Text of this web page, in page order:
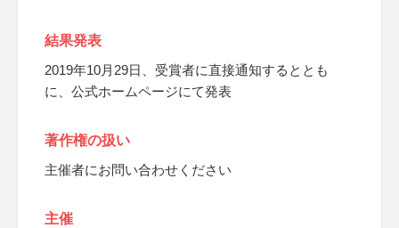
結果発表
2019年10月29日、受賞者に直接通知するととも
に、公式ホームページにて発表
著作権の扱い
主催者にお問い合わせください
主催